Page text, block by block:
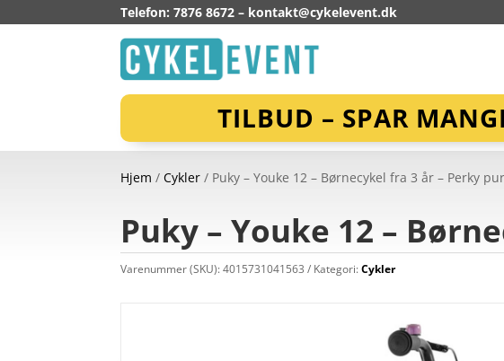
Telefon: 7876 8672 – kontakt@cykelevent.dk
TILBUD – SPAR
Hjem /Cykler / Puky – Youke 12 – Børnecykel fra 3 år – Perky
Puky – Youke 12 –
Varenummer (SKU):4015731041563 Kategori:Cykler